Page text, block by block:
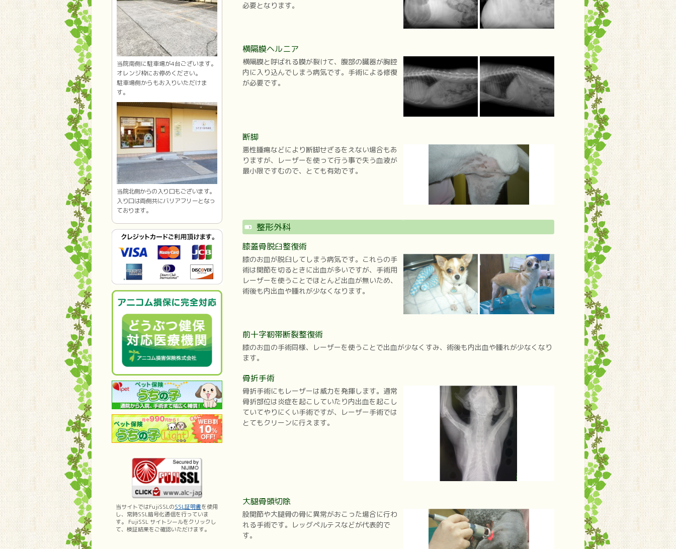
必要となります。
横隔膜ヘルニア
横隔膜と呼ばれる膜が裂けて、腹部の臓器が胸腔
内に入り込んでしまう病気です。手術による修復
が必要です。
断脚
悪性腫瘍などにより断脚せざるをえない場合もあ
りますが、レーザーを使って行う事で失う血液が
最小限ですむので、とても有効です。
整形外科
膝蓋骨脱臼整復術
膝のお皿が脱臼してしまう病気です。これらの手
術は関節を切るときに出血が多いですが、手術用
レーザーを使うことでほとんど出血が無いため、
術後も内出血や腫れが少なくなります。
前十字靭帯断裂整復術
膝のお皿の手術同様、レーザーを使うことで出血が少なくすみ、術後も内出血や腫れが少なくなり
ます。
骨折手術
骨折手術にもレーザーは威力を発揮します。通常
骨折部位は炎症を起こしていたり内出血を起こし
ていてやりにくい手術ですが、レーザー手術では
とてもクリーンに行えます。
大腿骨頭切除
股関節や大腿骨の骨に異常がおこった場合に行わ
れる手術です。レッグペルテスなどが代表的で
す。
当院南側に駐車場が4台ございます。
オレンジ枠にお停めください。
駐車場側からもお入りいただけま
す。
当院北側からの入り口もございます。
入り口は両側共にバリアフリーとなっ
ております。
当サイトではFujiSSLのSSL証明書を使用
し、常時SSL暗号化通信を行っていま
す。 FujiSSL サイトシールをクリックし
て、検証結果をご確認いただけます。